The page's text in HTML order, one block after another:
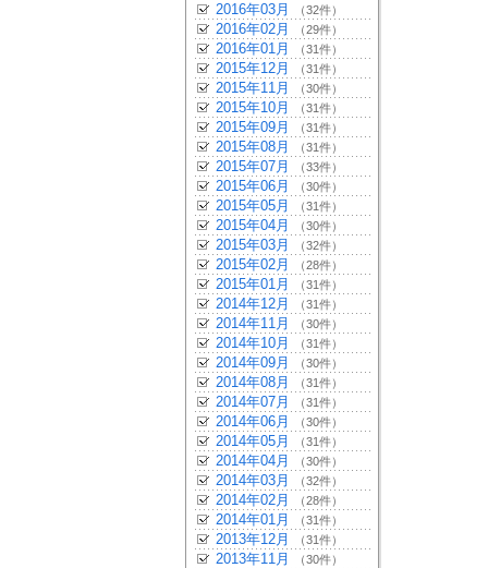
2016年03月 （32件）
2016年02月 （29件）
2016年01月 （31件）
2015年12月 （31件）
2015年11月 （30件）
2015年10月 （31件）
2015年09月 （31件）
2015年08月 （31件）
2015年07月 （33件）
2015年06月 （30件）
2015年05月 （31件）
2015年04月 （30件）
2015年03月 （32件）
2015年02月 （28件）
2015年01月 （31件）
2014年12月 （31件）
2014年11月 （30件）
2014年10月 （31件）
2014年09月 （30件）
2014年08月 （31件）
2014年07月 （31件）
2014年06月 （30件）
2014年05月 （31件）
2014年04月 （30件）
2014年03月 （32件）
2014年02月 （28件）
2014年01月 （31件）
2013年12月 （31件）
2013年11月 （30件）